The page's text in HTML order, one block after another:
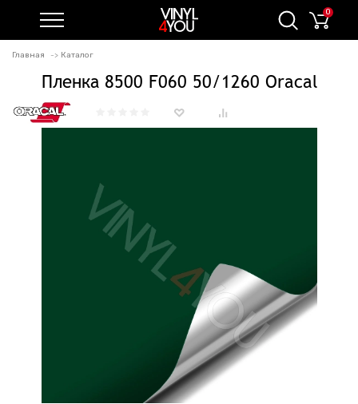
0
Главная Каталог
Пленка 8500 F060 50/1260 Oracal